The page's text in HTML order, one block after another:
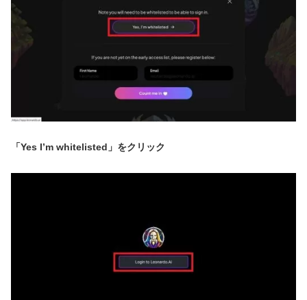
「Yes I’m whitelisted」をクリック